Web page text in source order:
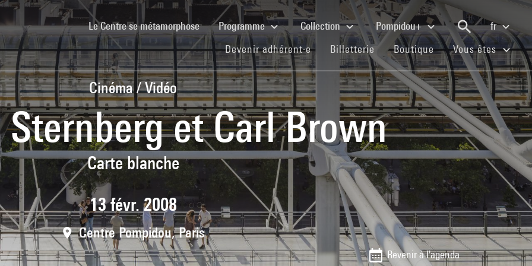
Le Centre se métamorphose(current)Programme Collection Pompidou+
fr
Devenir adhérent·e(current)Billetterie(current)Boutique(current)Vous êtes
Cinéma / Vidéo
Sternberg et Carl Brown
Carte blanche
13 févr. 2008
Centre Pompidou, Paris
Revenir à l'agenda